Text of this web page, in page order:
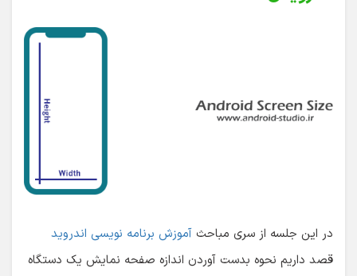
در این جلسه از سری مباحث آموزش برنامه نویسی اندروید
قصد داریم نحوه بدست آوردن اندازه صفحه نمایش یک دستگاه